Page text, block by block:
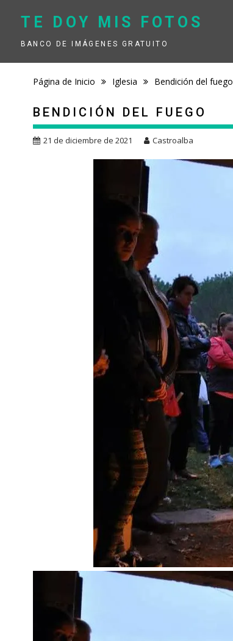
contenidoTE DOY MIS FOTOS
BANCO DE IMÁGENES GRATUITO
Página de Inicio Iglesia Bendición del fuego
BENDICIÓN DEL FUEGO
21 de diciembre de 2021 Castroalba